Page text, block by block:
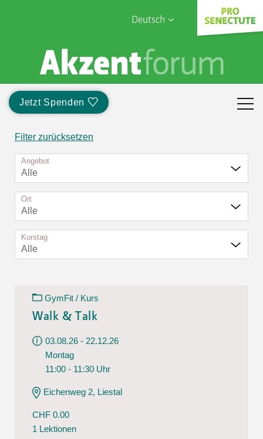
Deutsch
English
Français
Jetzt Spenden
Sophia Care
Filter zurücksetzen
Angebot
Alle
Ort
Alle
Kurstag
Alle
GymFit / Kurs
Walk & Talk
03.08.26 - 22.12.26
Montag
11:00 - 11:30 Uhr
Eichenweg 2, Liestal
CHF 0.00
1 Lektionen